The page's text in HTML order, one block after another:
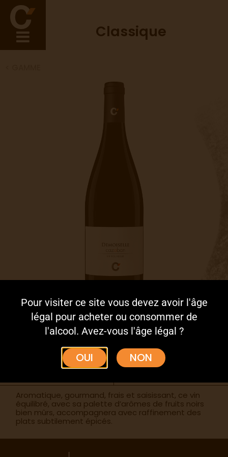
Classique
DEMOISELLE
AOP Minervois
Fiche technique
Aromatique, gourmand, frais et saisissant, ce vin
équilibré, avec sa palette d’arômes de fruits noirs
bien mûrs, accompagnera avec raffinement des
plats subtilement épicés.
Pour visiter ce site vous devez avoir l'âge
légal pour acheter ou consommer de
l'alcool. Avez-vous l'âge légal ?
OUI NON